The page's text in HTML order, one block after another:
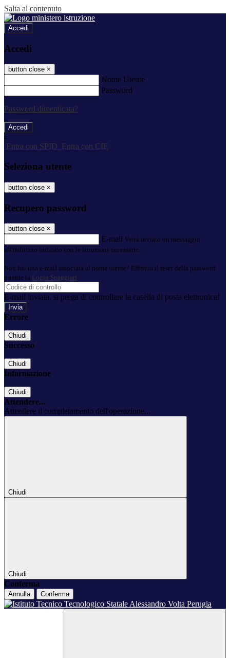
Salta al contenuto
Accedi
Accedi
button close ×
Nome Utente
Password
Password dimenticata?
-
Entra con SPID
Entra con CIE
Seleziona utente
button close ×
Recupero password
button close ×
E-mail Verrà inviato un messaggio
all'indirizzo indicato con le istruzioni necessarie.
Non hai una e-mail associata al nome utente? Effettua il reset della password
tramite la Login Spaggiari
E-mail inviata, si prega di controllare la casella di posta elettronica!
Errore
Chiudi
Successo
Chiudi
Informazione
Chiudi
Attendere...
Attendere il completamento dell'operazione...
Chiudi
Chiudi
Conferma
Annulla Conferma